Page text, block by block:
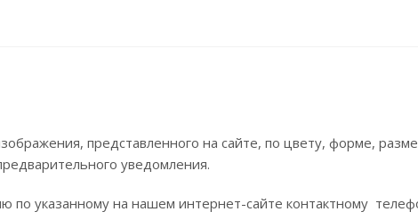
представленного на сайте, по цвету, форме,
уведомления.
указанному на нашем интернет-сайте контактному